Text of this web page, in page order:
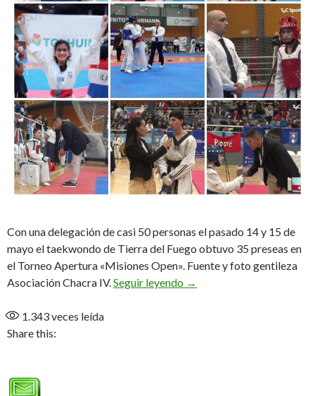
Con una delegación de casi 50 personas el pasado 14 y 15 de
mayo el taekwondo de Tierra del Fuego obtuvo 35 preseas en
el Torneo Apertura «Misiones Open». Fuente y foto gentileza
Asociación Chacra IV.Seguir leyendo Gran participación del
→
1.343veces leída
Share this: